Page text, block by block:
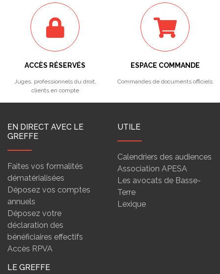
ACCÈS RÉSERVÉS
Juges, professionnels du droit,
clients en compte
ESPACE COMMANDE
Commandes de documents officiels
EN DIRECT AVEC LE
GREFFE
Faites vos formalités
dématérialisées
Déposez vos comptes
annuels
Déposez votre
déclaration des
bénéficiaires effectifs
Accès RPVA
UTILE
Calendriers des audiences
Association APESA
Les avocats de Basse-
Terre
Lexique
LE GREFFE